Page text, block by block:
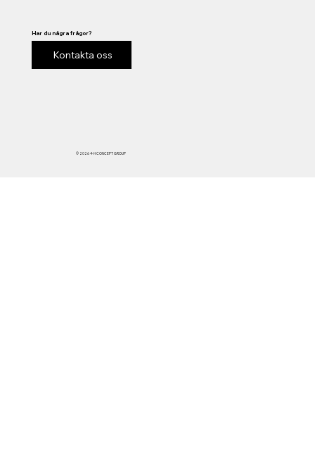
© 2026 4-H CONCEPT GROUP
Har du några frågor?
Kontakta oss